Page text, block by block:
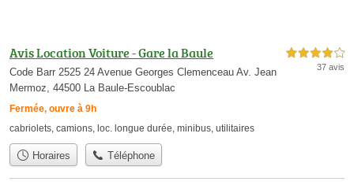
Avis Location Voiture - Gare la Baule
Code Barr 2525 24 Avenue Georges Clemenceau Av. Jean
Mermoz, 44500 La Baule-Escoublac
Fermée, ouvre à 9h
4,0 étoiles sur 5
37 avis
cabriolets, camions, loc. longue durée, minibus, utilitaires
Horaires Téléphone